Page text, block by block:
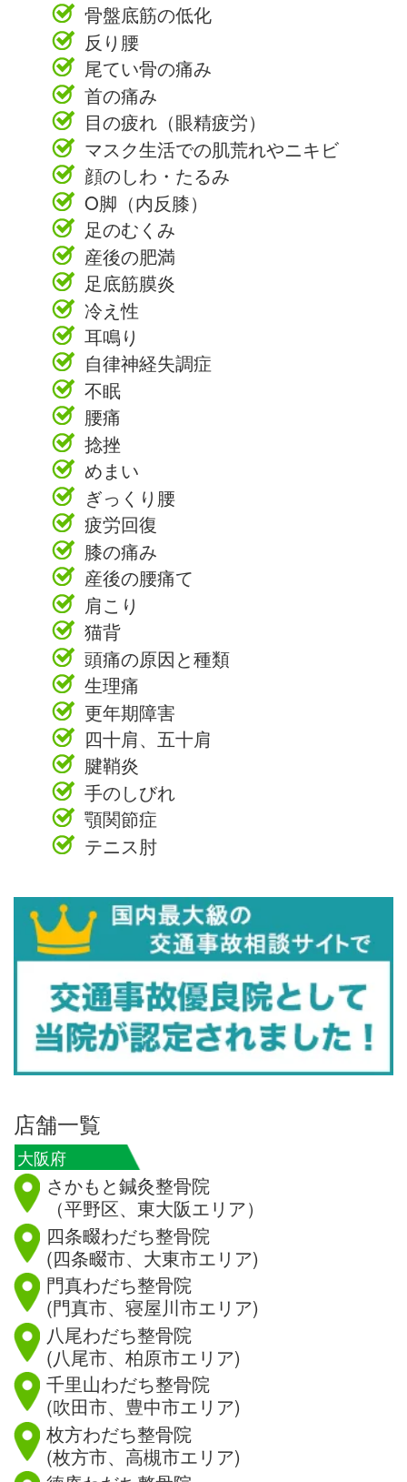
骨盤底筋の低化
反り腰
尾てい骨の痛み
首の痛み
目の疲れ（眼精疲労）
マスク生活での肌荒れやニキビ
顔のしわ・たるみ
O脚（内反膝）
足のむくみ
産後の肥満
足底筋膜炎
冷え性
耳鳴り
自律神経失調症
不眠
腰痛
捻挫
めまい
ぎっくり腰
疲労回復
膝の痛み
産後の腰痛て
肩こり
猫背
頭痛の原因と種類
生理痛
更年期障害
四十肩、五十肩
腱鞘炎
手のしびれ
顎関節症
テニス肘
店舗一覧
大阪府
さかもと鍼灸整骨院
（平野区、東大阪エリア）
四条畷わだち整骨院
(四条畷市、大東市エリア)
門真わだち整骨院
(門真市、寝屋川市エリア)
八尾わだち整骨院
(八尾市、柏原市エリア)
千里山わだち整骨院
(吹田市、豊中市エリア)
枚方わだち整骨院
(枚方市、高槻市エリア)